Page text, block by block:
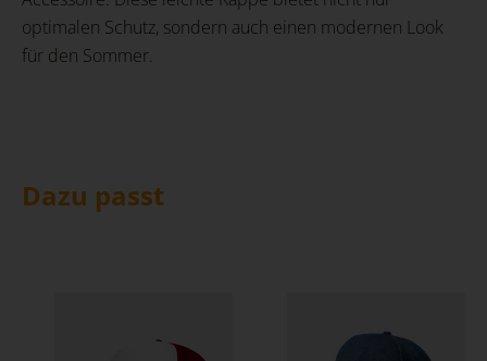
optimalen Schutz, sondern auch einen modernen Look
für den Sommer.
Dazu passt